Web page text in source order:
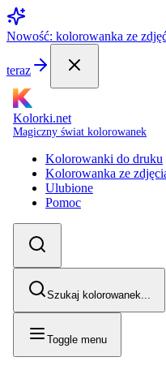
Nowość: kolorowanka ze
teraz
Kolorki.net
Magiczny świat kolorowanek
Kolorowanki do druku
Kolorowanka ze
Ulubione
Pomoc
Szukaj kolorowanek...
Toggle menu